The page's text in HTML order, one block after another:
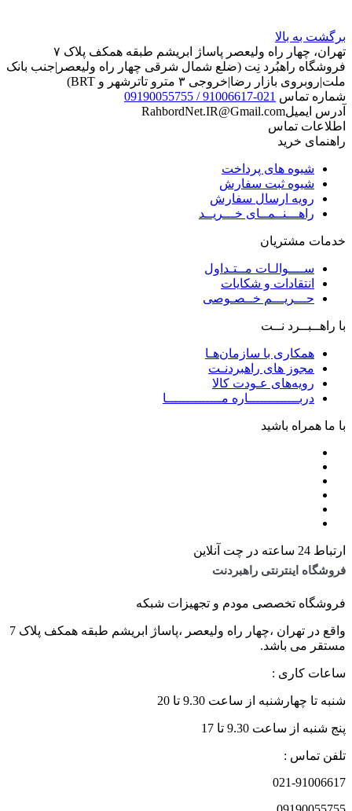
برگشت به بالا
تهران، چهار راه ولیعصر پاساژ ابریشم طبقه همکف پلاک ۷
فروشگاه راهبُرد نِت (ضلع شمال شرقی چهار راه ولیعصر|جنب بانک
ملت|روبروی بازار رضا|خروجی ۳ مترو تاترشهر و BRT)‎‎
شماره تماس 021-91006617 / 09190055755
آدرس ایمیلRahbordNet.IR@Gmail.com
اطلاعات تماس
راهنمای خرید
شیوه های پرداخت
شیوه ثبت سفارش
رویه ارسال سفارش
راهـــنــمــای خـــریــد
خدمات مشتریان
ســــوالـات مــتـداول
انتقادات و شکایات
حـــریـــم خــصـوصی
با راهــبــرد نــت
همکاری با سازمان‌هـا
مجوز های راهبردنـت
رویه‌های عـودت کالا
دربـــــــــــــاره مــــــــــــــا
با ما همراه باشید
ارتباط 24 ساعته در چت آنلاین
فروشگاه اینترنتی راهبردنت
فروشگاه تخصصی مودم و تجهیزات شبکه
واقع در تهران ،چهار راه ولیعصر ،پاساژ ابریشم طبقه همکف پلاک 7
مستقر می باشد.
ساعات کاری :
شنبه تا چهارشنبه از ساعت 9.30 تا 20
پنج شنبه از ساعت 9.30 تا 17
تلفن تماس :
021-91006617